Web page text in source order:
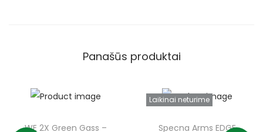
Panašūs produktai
WE 2X Green Gass –
Laikinai neturime
Specna Arms EDGE